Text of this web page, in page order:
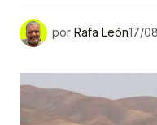
por Rafa León17/